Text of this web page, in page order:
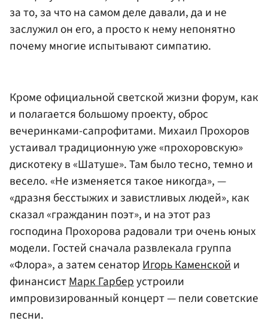
за то, за что на самом деле давали, да и не
заслужил он его, а просто к нему непонятно
почему многие испытывают симпатию.
Кроме официальной светской жизни форум, как
и полагается большому проекту, оброс
вечеринками-сапрофитами. Михаил Прохоров
устаивал традиционную уже «прохоровскую»
дискотеку в «Шатуше». Там было тесно, темно и
весело. «Не изменяется такое никогда», —
«дразня бесстыжих и завистливых людей», как
сказал «гражданин поэт», и на этот раз
господина Прохорова радовали три очень юных
модели. Гостей сначала развлекала группа
«Флора», а затем сенатор Игорь Каменской и
финансистМарк Гарберустроили
импровизированный концерт — пели советские
песни.